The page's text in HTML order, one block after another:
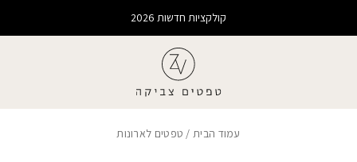
קולקציות חדשות 2026
עמוד הבית/ טפטים לארונות